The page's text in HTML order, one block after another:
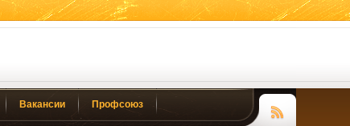
Вакансии Профсоюз